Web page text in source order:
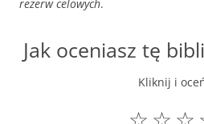
rezerw celowych.
Jak oceniasz tę
Kliknij i